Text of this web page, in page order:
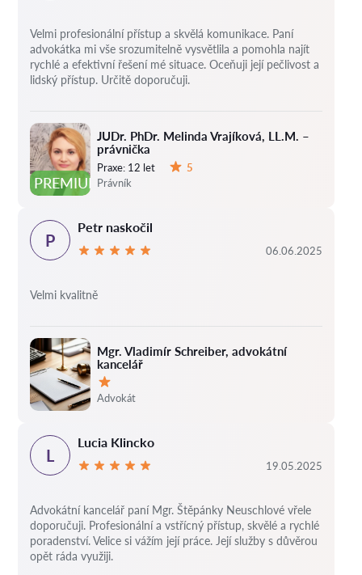
PREMIUM
JUDr. PhDr. Melinda Vrajíková, LL.M. –
právnička
Praxe: 12 let
5
Právník
Velmi profesionální přístup a skvělá komunikace. Paní
advokátka mi vše srozumitelně vysvětlila a pomohla najít
rychlé a efektivní řešení mé situace. Oceňuji její pečlivost a
lidský přístup. Určitě doporučuji.
Mgr. Vladimír Schreiber, advokátní
kancelář
Hodnocení:
Advokát
P
Petr naskočil
06.06.2025
Velmi kvalitně
L
Lucia Klincko
19.05.2025
Advokátní kancelář paní Mgr. Štěpánky Neuschlové vřele
doporučuji. Profesionální a vstřícný přístup, skvělé a rychlé
poradenství. Velice si vážím její práce. Její služby s důvěrou
opět ráda využiji.